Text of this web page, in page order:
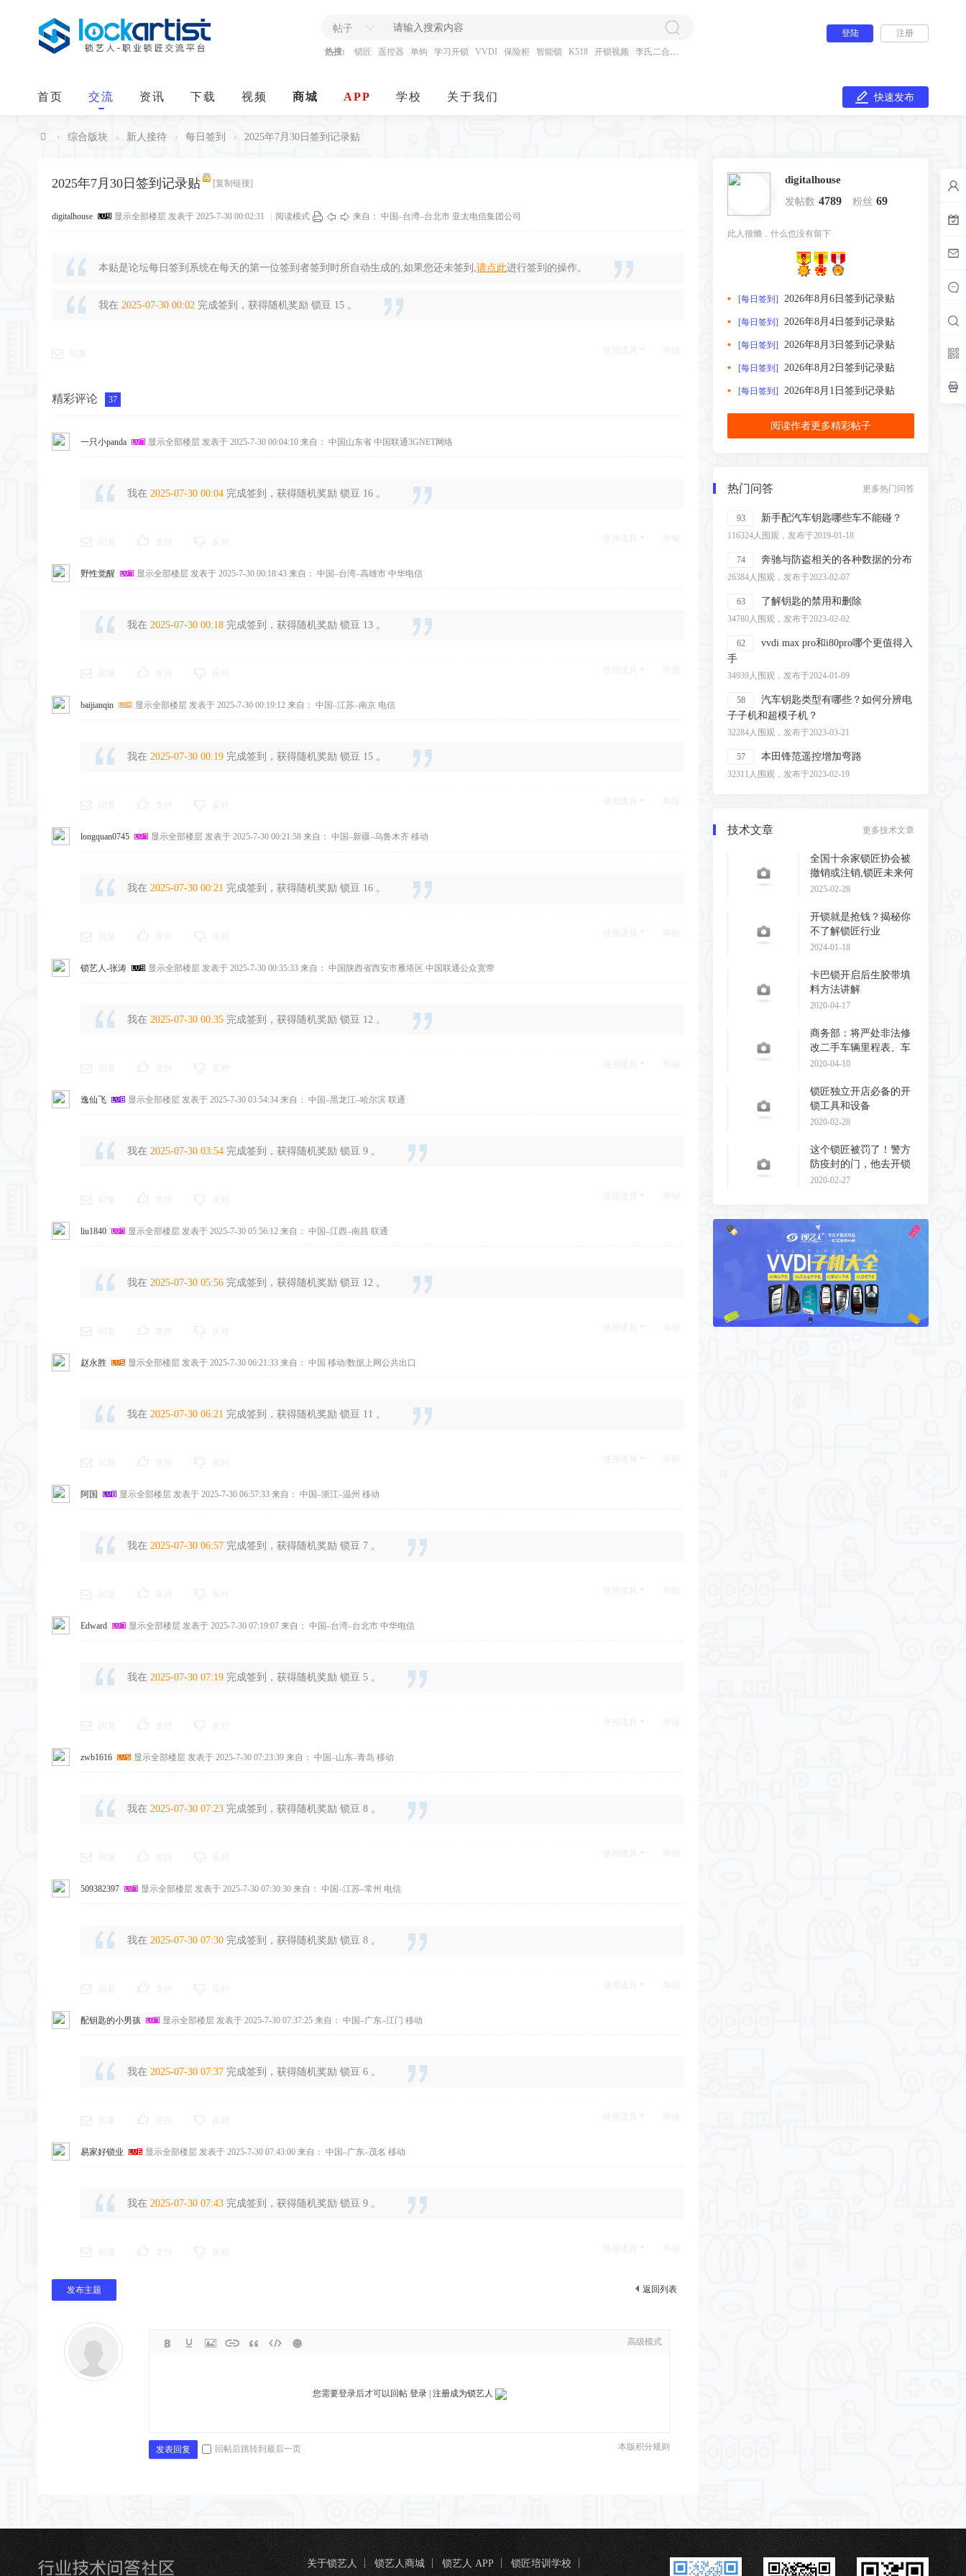
帖子
热搜: 锁匠 遥控器 单钩 学习开锁 VVDI 保险柜 智能锁 K518 开锁视频 李氏二合一
登陆 注册
首页 交流 资讯 下载 视频 商城 APP 学校 关于我们 快速发布
› 综合版块 › 新人接待 › 每日签到 › 2025年7月30日签到记录贴
digitalhouse
发帖数 4789 粉丝 69
此人很懒，什么也没有留下
[每日签到] 2026年8月6日签到记录贴
[每日签到] 2026年8月4日签到记录贴
[每日签到] 2026年8月3日签到记录贴
[每日签到] 2026年8月2日签到记录贴
[每日签到] 2026年8月1日签到记录贴
阅读作者更多精彩帖子
热门问答 更多热门问答
93 新手配汽车钥匙哪些车不能碰？
116324人围观，发布于2019-01-18
74 奔驰与防盗相关的各种数据的分布
26384人围观，发布于2023-02-07
63 了解钥匙的禁用和删除
34780人围观，发布于2023-02-02
62
vvdi max pro和i80pro哪个更值得入
手
34939人围观，发布于2024-01-09
58
汽车钥匙类型有哪些？如何分辨电
子子机和超模子机？
32284人围观，发布于2023-03-21
57 本田锋范遥控增加弯路
32311人围观，发布于2023-02-19
技术文章 更多技术文章
全国十余家锁匠协会被
撤销或注销,锁匠未来何
去何从?
2025-02-28
开锁就是抢钱？揭秘你
不了解锁匠行业
2024-01-18
卡巴锁开启后生胶带填
料方法讲解
2020-04-17
商务部：将严处非法修
改二手车辆里程表、车
辆识别代码和发动
2020-04-10
锁匠独立开店必备的开
锁工具和设备
2020-02-28
这个锁匠被罚了！警方
防疫封的门，他去开锁
了！
2020-02-27
2025年7月30日签到记录贴 [复制链接]
digitalhouse 显示全部楼层 发表于 2025-7-30 00:02:31 阅读模式 来自： 中国–台湾–台北市 亚太电信集团公司
本贴是论坛每日签到系统在每天的第一位签到者签到时所自动生成的,如果您还未签到,请点此进行签到的操作。
我在 2025-07-30 00:02 完成签到，获得随机奖励 锁豆 15 。
精彩评论 37
一只小panda 显示全部楼层 发表于 2025-7-30 00:04:10 来自： 中国山东省 中国联通3GNET网络
我在 2025-07-30 00:04 完成签到，获得随机奖励 锁豆 16 。
野性觉醒 显示全部楼层 发表于 2025-7-30 00:18:43 来自： 中国–台湾–高雄市 中华电信
我在 2025-07-30 00:18 完成签到，获得随机奖励 锁豆 13 。
baijianqin 显示全部楼层 发表于 2025-7-30 00:19:12 来自： 中国–江苏–南京 电信
我在 2025-07-30 00:19 完成签到，获得随机奖励 锁豆 15 。
longquan0745 显示全部楼层 发表于 2025-7-30 00:21:58 来自： 中国–新疆–乌鲁木齐 移动
我在 2025-07-30 00:21 完成签到，获得随机奖励 锁豆 16 。
锁艺人-张涛 显示全部楼层 发表于 2025-7-30 00:35:33 来自： 中国陕西省西安市雁塔区 中国联通公众宽带
我在 2025-07-30 00:35 完成签到，获得随机奖励 锁豆 12 。
逸仙飞 显示全部楼层 发表于 2025-7-30 03:54:34 来自： 中国–黑龙江–哈尔滨 联通
我在 2025-07-30 03:54 完成签到，获得随机奖励 锁豆 9 。
liu1840 显示全部楼层 发表于 2025-7-30 05:56:12 来自： 中国–江西–南昌 联通
我在 2025-07-30 05:56 完成签到，获得随机奖励 锁豆 12 。
赵永胜 显示全部楼层 发表于 2025-7-30 06:21:33 来自： 中国 移动/数据上网公共出口
我在 2025-07-30 06:21 完成签到，获得随机奖励 锁豆 11 。
阿国 显示全部楼层 发表于 2025-7-30 06:57:33 来自： 中国–浙江–温州 移动
我在 2025-07-30 06:57 完成签到，获得随机奖励 锁豆 7 。
Edward 显示全部楼层 发表于 2025-7-30 07:19:07 来自： 中国–台湾–台北市 中华电信
我在 2025-07-30 07:19 完成签到，获得随机奖励 锁豆 5 。
zwb1616 显示全部楼层 发表于 2025-7-30 07:23:39 来自： 中国–山东–青岛 移动
我在 2025-07-30 07:23 完成签到，获得随机奖励 锁豆 8 。
509382397 显示全部楼层 发表于 2025-7-30 07:30:30 来自： 中国–江苏–常州 电信
我在 2025-07-30 07:30 完成签到，获得随机奖励 锁豆 8 。
配钥匙的小男孩 显示全部楼层 发表于 2025-7-30 07:37:25 来自： 中国–广东–江门 移动
我在 2025-07-30 07:37 完成签到，获得随机奖励 锁豆 6 。
易家好锁业 显示全部楼层 发表于 2025-7-30 07:43:00 来自： 中国–广东–茂名 移动
我在 2025-07-30 07:43 完成签到，获得随机奖励 锁豆 9 。
发布主题 返回列表
高级模式
您需要登录后才可以回帖 登录| 注册成为锁艺人
本版积分规则
发表回复 回帖后跳转到最后一页
关于锁艺人 锁艺人商城 锁艺人 APP
锁匠培训学校